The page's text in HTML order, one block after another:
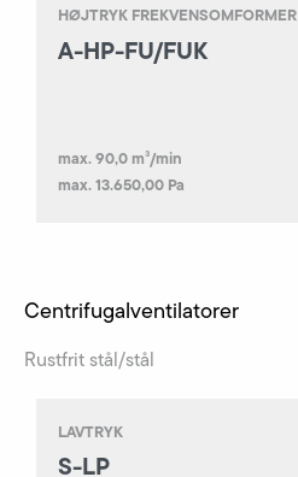
HØJTRYK FREKVENSOMFORMER
A-HP-FU/FUK
max. 90,0 m³/min
max. 13.650,00 Pa
Centrifugal­ventilatorer
Rustfrit stål/stål
LAVTRYK
S-LP